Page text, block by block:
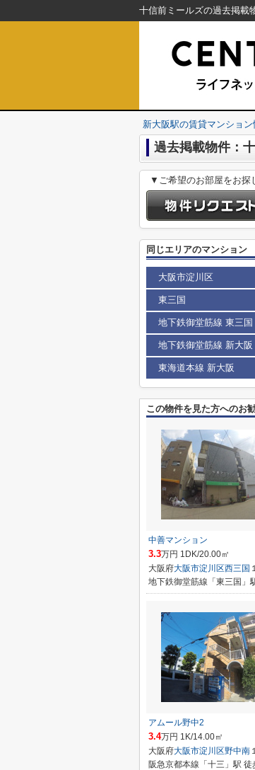
新大阪駅の賃貸マンショ
過去掲載物件：
▼ご希望のお部屋をお探
同じエリアのマンション
大阪市淀川区
東三国
地下鉄御堂筋線 東三国
地下鉄御堂筋線 新大阪
東海道本線 新大阪
この物件を見た方へのお
中善マンション
3.3万円 1DK/20.00㎡
大阪府大阪市淀川区西三国
地下鉄御堂筋線「東三国」
アムール野中2
3.4万円 1K/14.00㎡
大阪府大阪市淀川区野中南
阪急京都本線「十三」駅 徒